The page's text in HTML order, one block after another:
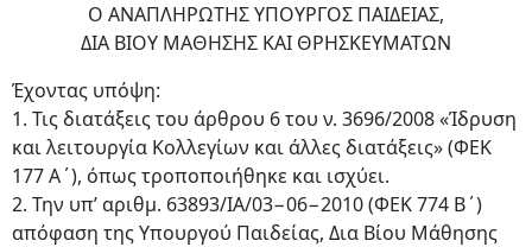
Ο ΑΝΑΠΛΗΡΩΤΗΣ ΥΠΟΥΡΓΟΣ ΠΑΙΔΕΙΑΣ,
ΔΙΑ ΒΙΟΥ ΜΑΘΗΣΗΣ ΚΑΙ ΘΡΗΣΚΕΥΜΑΤΩΝ
Έχοντας υπόψη:
1. Τις διατάξεις του άρθρου 6 του ν. 3696/2008 «Ίδρυση
και λειτουργία Κολλεγίων και άλλες διατάξεις» (ΦΕΚ
177 Α΄), όπως τροποποιήθηκε και ισχύει.
2. Την υπ’ αριθμ. 63893/ΙΑ/03−06−2010 (ΦΕΚ 774 Β΄)
απόφαση της Υπουργού Παιδείας, Δια Βίου Μάθησης